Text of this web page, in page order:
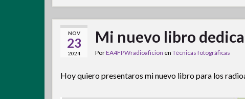
NOV
23
2024
Mi nuevo libro
PorEA4FPWradioaficion en Técnicas fotográficas
Hoy quiero presentaros mi nuevo libro para los